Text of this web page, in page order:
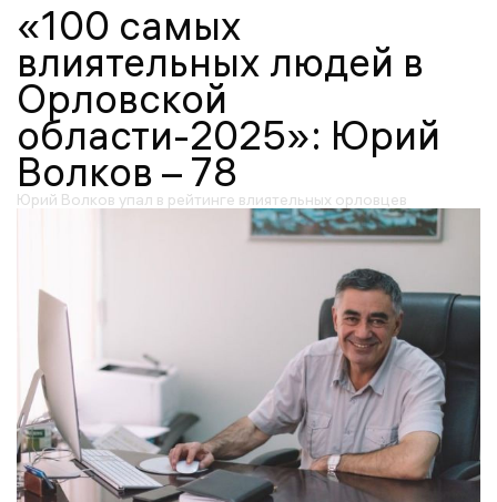
«100 самых
влиятельных людей в
Орловской
области-2025»: Юрий
Волков – 78
Юрий Волков упал в рейтинге влиятельных орловцев